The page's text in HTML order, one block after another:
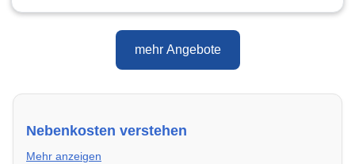
mehr Angebote
Nebenkosten verstehen
Mehr anzeigen